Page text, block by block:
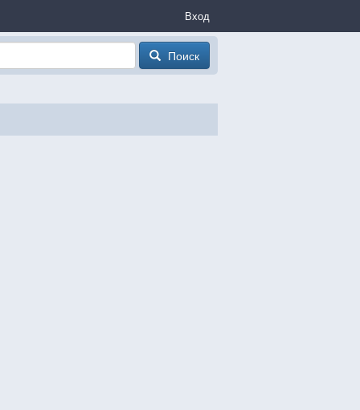
Вход
Поиск